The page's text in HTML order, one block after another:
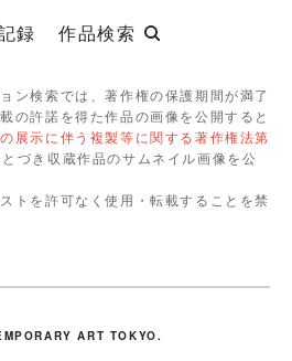
録 作品検索
ン検索では、著作権の保護期間が満了
の許諾を得た作品の画像を公開すると
展示に伴う複製等に関する著作権法第
とづき収蔵作品のサムネイル画像を公
トを許可なく使用・転載することを禁
ART TOKYO.